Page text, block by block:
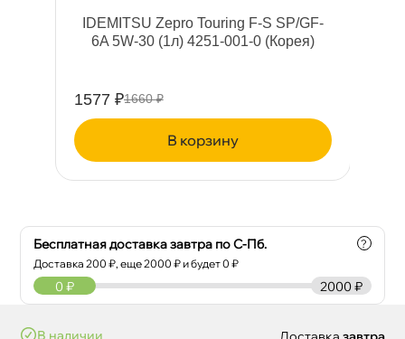
IDEMITSU Zepro Touring F-S SP/GF-
6A 5W-30 (1л) 4251-001-0 (Корея)
1577 ₽1660 ₽
корзину
Бесплатная доставка завтра по С-Пб.
Доставка200 ₽, еще2000 ₽ и будет 0 ₽
?
2000 ₽
0 ₽
наличии